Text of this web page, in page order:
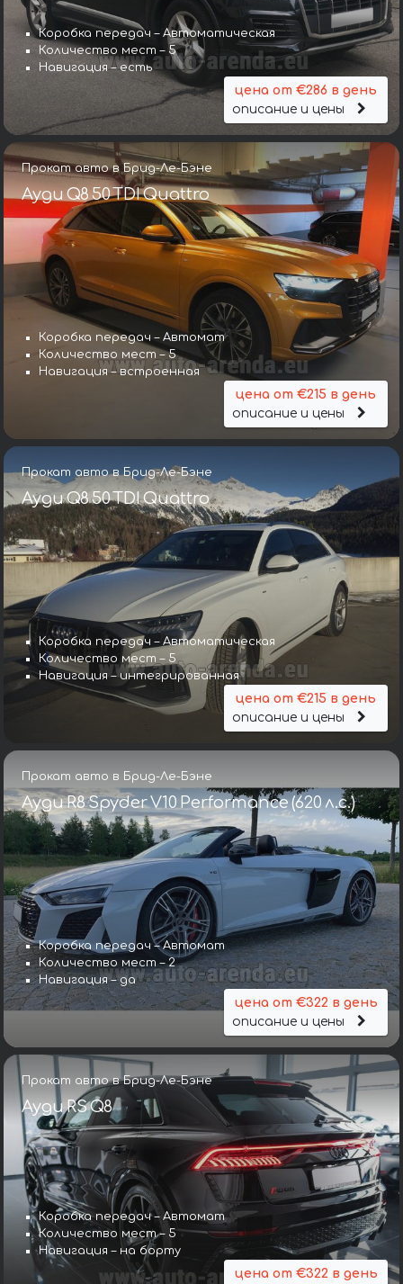
Коробка передач – Автоматическая
Количество мест – 5
Навигация – есть
цена от €286 в день
описание и цены
Прокат авто в Брид-Ле-Бэне
Ауди Q8 50 TDI Quattro
Коробка передач – Автомат
Количество мест – 5
Навигация – встроенная
цена от €215 в день
описание и цены
Прокат авто в Брид-Ле-Бэне
Ауди Q8 50 TDI Quattro
Коробка передач – Автоматическая
Количество мест – 5
Навигация – интегрированная
цена от €215 в день
описание и цены
Прокат авто в Брид-Ле-Бэне
Ауди R8 Spyder V10 Performance (620 л.с.)
Коробка передач – Автомат
Количество мест – 2
Навигация – да
цена от €322 в день
описание и цены
Прокат авто в Брид-Ле-Бэне
Ауди RS Q8
Коробка передач – Автомат
Количество мест – 5
Навигация – на борту
цена от €322 в день